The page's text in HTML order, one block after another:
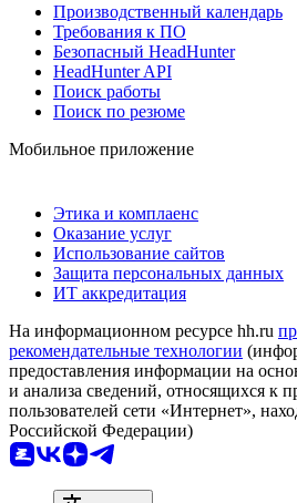
Производственный календарь
Требования к ПО
Безопасный HeadHunter
HeadHunter API
Поиск работы
Поиск по резюме
Мобильное приложение
Этика и комплаенс
Оказание услуг
Использование сайтов
Защита персональных данных
ИТ аккредитация
На информационном ресурсе hh.ru
рекомендательные технологии
предоставления информации на
и анализа сведений, относящихся к
пользователей сети «Интернет»,
Российской Федерации)